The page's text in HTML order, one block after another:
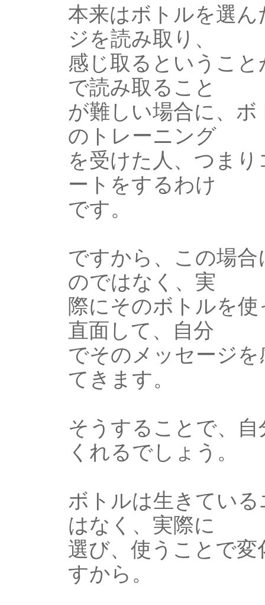
本来はボトルを選
ジを読み取り、
感じ取るというこ
で読み取ること
が難しい場合に、
のトレーニング
を受けた人、つま
ートをするわけ
です。
ですから、この場
のではなく、実
際にそのボトルを
直面して、自分
でそのメッセージ
てきます。
そうすることで、
くれるでしょう。
ボトルは生きてい
はなく、実際に
選び、使うことで
すから。